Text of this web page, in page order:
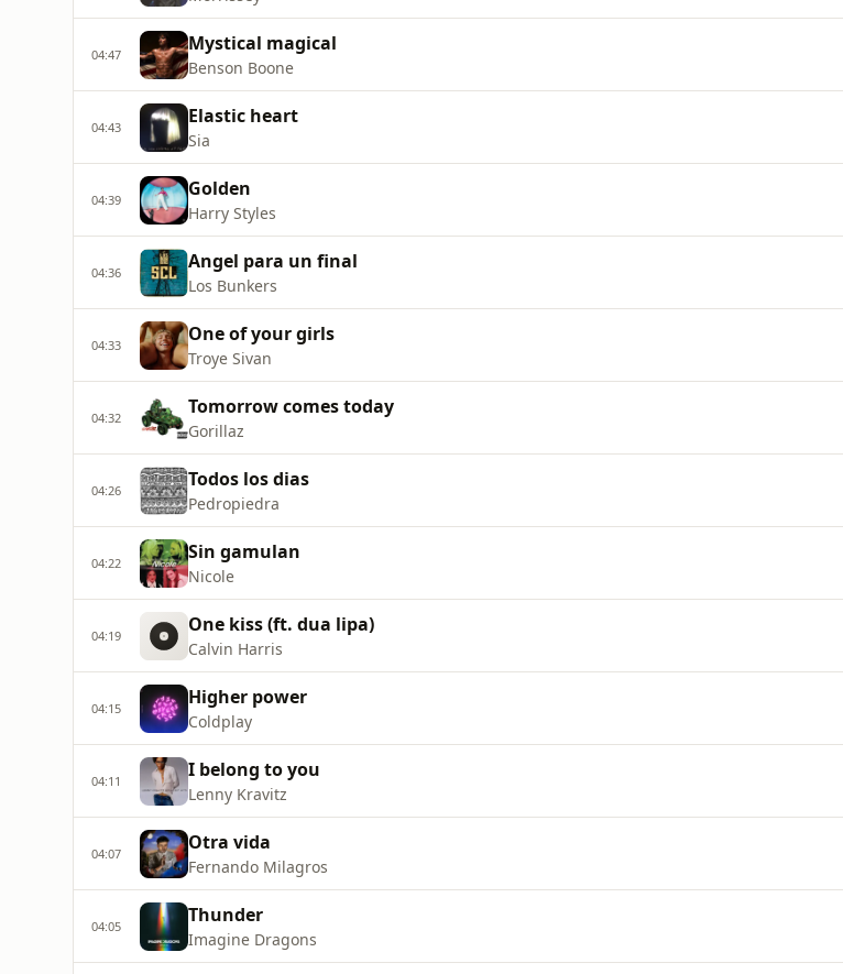
04:47 Mystical magical
Benson Boone
04:43 Elastic heart
Sia
04:39 Golden
Harry Styles
04:36 Angel para un final
Los Bunkers
04:33 One of your girls
Troye Sivan
04:32 Tomorrow comes today
Gorillaz
04:26 Todos los dias
Pedropiedra
04:22 Sin gamulan
Nicole
04:19 One kiss (ft. dua lipa)
Calvin Harris
04:15 Higher power
Coldplay
04:11 I belong to you
Lenny Kravitz
04:07 Otra vida
Fernando Milagros
04:05 Thunder
Imagine Dragons